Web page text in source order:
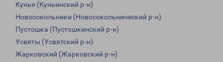
Кунья (Куньинский р-н)
Новосокольники (Новосокольнический р-н)
Пустошка (Пустошкинский р-н)
Усвяты (Усвятский р-н)
Жарковский (Жарковский р-н)